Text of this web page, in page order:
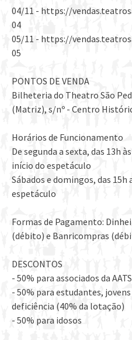
04/11 - https://
04
05/11 - https://
05
PONTOS DE VENDA
Bilheteria do Theatro São
(Matriz), s/nº - Centro
Horários de Funcionamento
De segunda a sexta, das 13h
início do espetáculo
Sábados e domingos, das
espetáculo
Formas de Pagamento:
(débito) e Banricompras
DESCONTOS
- 50% para associados da
- 50% para estudantes,
deficiência (40% da lotação)
- 50% para idosos